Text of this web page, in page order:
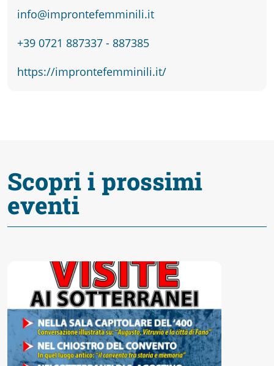
Guide
info@improntefemminili.it
+39 0721 887337 - 887385
https://improntefemminili.it/
Scopri i prossimi
eventi